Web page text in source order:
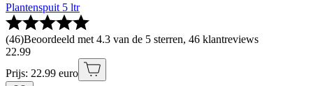
Plantenspuit 5 ltr
(46)Beoordeeld met 4.3 van de 5 sterren, 46 klantreviews
22.99
Prijs: 22.99 euro